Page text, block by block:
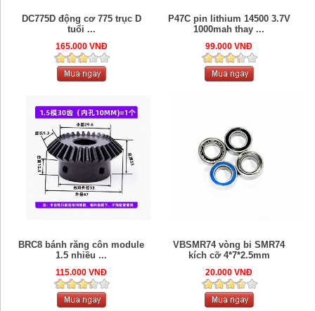
DC775D động cơ 775 trục D
tuổi ...
165.000 VNĐ
P47C pin lithium 14500 3.7V
1000mah thay ...
99.000 VNĐ
BRC8 bánh răng côn module
1.5 nhiều ...
115.000 VNĐ
VBSMR74 vòng bi SMR74
kích cỡ 4*7*2.5mm
20.000 VNĐ